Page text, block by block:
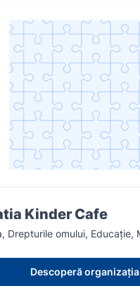
Kinder Cafe
Descoperă organizația